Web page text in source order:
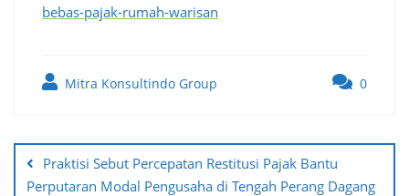
bebas-pajak-rumah-warisan
Mitra Konsultindo Group 0
navigation
Praktisi Sebut Percepatan Restitusi Pajak Bantu
Perputaran Modal Pengusaha di Tengah Perang Dagang